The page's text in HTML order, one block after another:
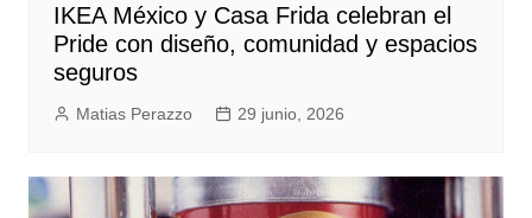
IKEA México y Casa Frida celebran el
Pride con diseño, comunidad y espacios
seguros
Matias Perazzo 29 junio, 2026